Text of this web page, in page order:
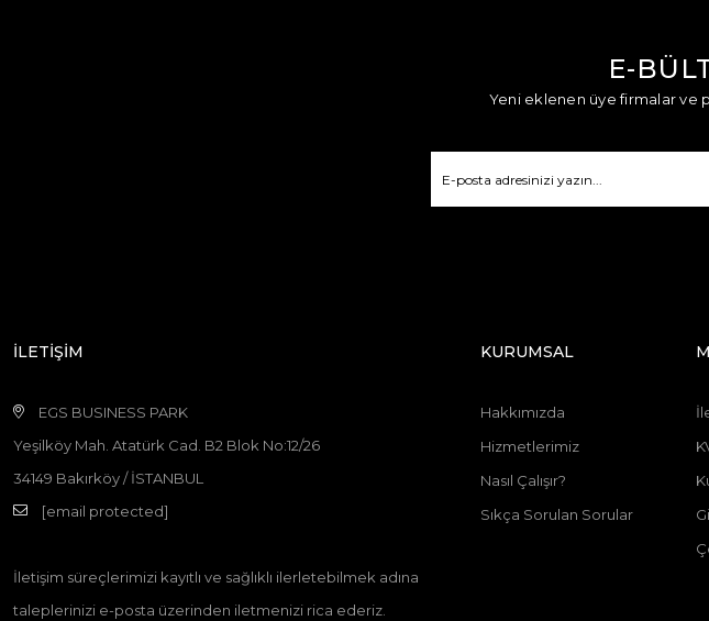
E-
Yeni eklenen üye firmalar
İLETİŞİM
EGS BUSINESS PARK
Yeşilköy Mah. Atatürk Cad. B2 Blok No:12/26
34149 Bakırköy / İSTANBUL
[email protected]
İletişim süreçlerimizi kayıtlı ve sağlıklı ilerletebilmek adına
taleplerinizi e-posta üzerinden iletmenizi rica ederiz.
KURUMSAL
Hakkımızda
Hizmetlerimiz
Nasıl Çalışır?
Sıkça Sorulan Sorular